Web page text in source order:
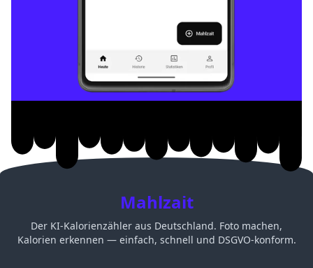
Mahlzait
Der KI-Kalorienzähler aus Deutschland. Foto machen,
Kalorien erkennen — einfach, schnell und DSGVO-konform.